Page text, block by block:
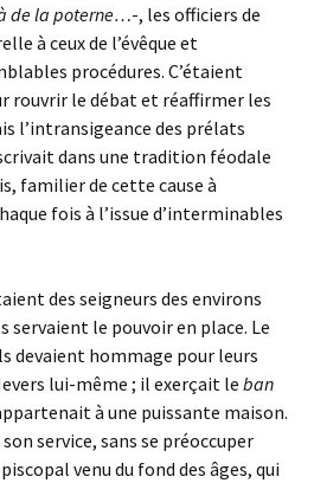
de la poterne…-, les officiers de
à ceux de l’évêque et
procédures. C’étaient
rouvrir le débat et réaffirmer les
l’intransigeance des prélats
dans une tradition féodale
familier de cette cause à
fois à l’issue d’interminables
des seigneurs des environs
servaient le pouvoir en place. Le
devaient hommage pour leurs
lui-même ; il exerçait le ban
à une puissante maison.
service, sans se préoccuper
venu du fond des âges, qui